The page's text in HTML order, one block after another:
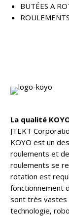
BUTÉES A
La qualité
JTEKT
KOYO est un
roulements et
roulements se
rotation est
fonctionnement
sont très vastes
technologie,